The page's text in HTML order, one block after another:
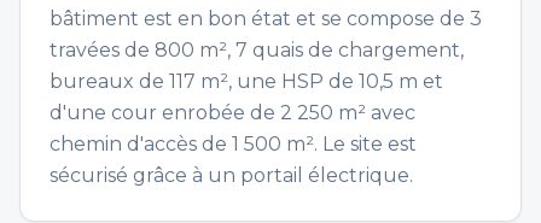
bâtiment est en bon état et se compose de 3
travées de 800 m², 7 quais de chargement,
bureaux de 117 m², une HSP de 10,5 m et
d'une cour enrobée de 2 250 m² avec
chemin d'accès de 1 500 m². Le site est
sécurisé grâce à un portail électrique.